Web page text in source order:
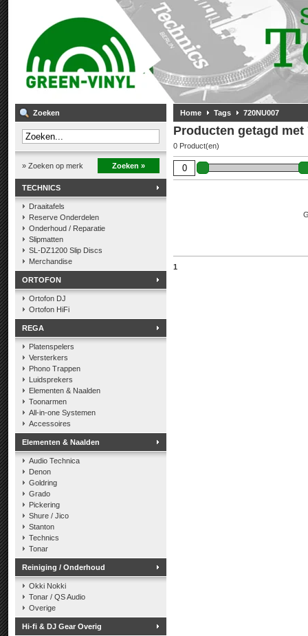
Zoeken
» Zoeken op merk Zoeken »
TECHNICS
Draaitafels
Reserve Onderdelen
Onderhoud / Reparatie
Slipmatten
SL-DZ1200 Slip Discs
Merchandise
ORTOFON
Ortofon DJ
Ortofon HiFi
REGA
Platenspelers
Versterkers
Phono Trappen
Luidsprekers
Elementen & Naalden
Toonarmen
All-in-one Systemen
Accessoires
Elementen & Naalden
Audio Technica
Denon
Goldring
Grado
Pickering
Shure / Jico
Stanton
Technics
Tonar
Reiniging / Onderhoud
Okki Nokki
Tonar / QS Audio
Overige
Hi-fi & DJ Gear Overig
Home Tags 720NU007
Producten getagd met
0 Product(en)
1